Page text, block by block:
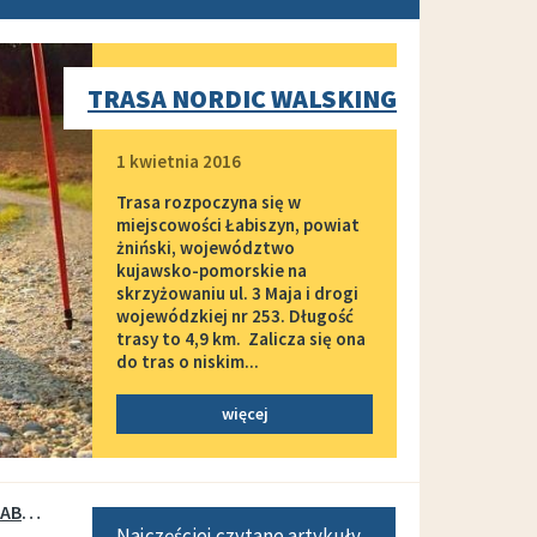
TRASA NORDIC WALSKING
Dodano
1 kwietnia 2016
Trasa rozpoczyna się w
miejscowości Łabiszyn, powiat
żniński, województwo
kujawsko-pomorskie na
skrzyżowaniu ul. 3 Maja i drogi
wojewódzkiej nr 253. Długość
trasy to 4,9 km. Zalicza się ona
do tras o niskim...
więcej
SIŁOWNIA ZEWNĘTRZNA W ŁABISZYNIE (ul. Szeroka)